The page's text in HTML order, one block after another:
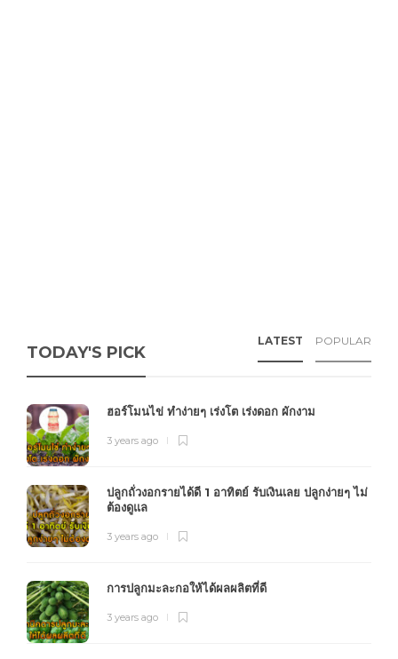
TODAY'S PICK
LATEST POPULAR
ฮอร์โมนไข่ ทำง่ายๆ เร่งโต เร่งดอก ผักงาม
3 years ago
ปลูกถั่วงอกรายได้ดี 1 อาทิตย์ รับเงินเลย ปลูกง่ายๆ ไม่
ต้องดูแล
3 years ago
การปลูกมะละกอให้ได้ผลผลิตที่ดี
3 years ago